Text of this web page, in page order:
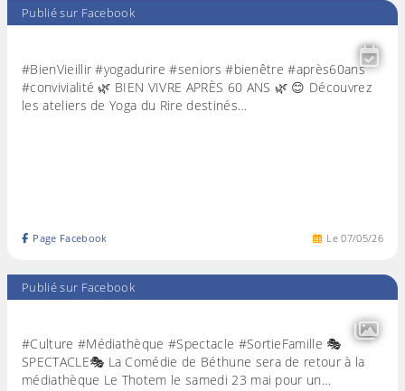
Publié sur Facebook
#BienVieillir #yogadurire #seniors #bienêtre #après60ans
#convivialité 🌿 BIEN VIVRE APRÈS 60 ANS 🌿 😊 Découvrez
les ateliers de Yoga du Rire destinés…
Le07/05/26
Page Facebook
Publié sur Facebook
#Culture #Médiathèque #Spectacle #SortieFamille 🎭
SPECTACLE🎭 La Comédie de Béthune sera de retour à la
médiathèque Le Thotem le samedi 23 mai pour un…